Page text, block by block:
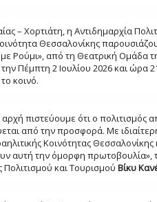
– Χορτιάτη, η Αντιδημαρχία
Θεσσαλονίκης
Ρούμι», από τη Θεατρική Ομάδα
Πέμπτη 2 Ιουλίου 2026 και ώρα
κοινό.
πιστεύουμε ότι ο πολιτισμός
από την προσφορά. Με
Κοινότητας
αυτή την όμορφη πρωτοβουλία»,
Πολιτισμού και Τουρισμού Βίκυ